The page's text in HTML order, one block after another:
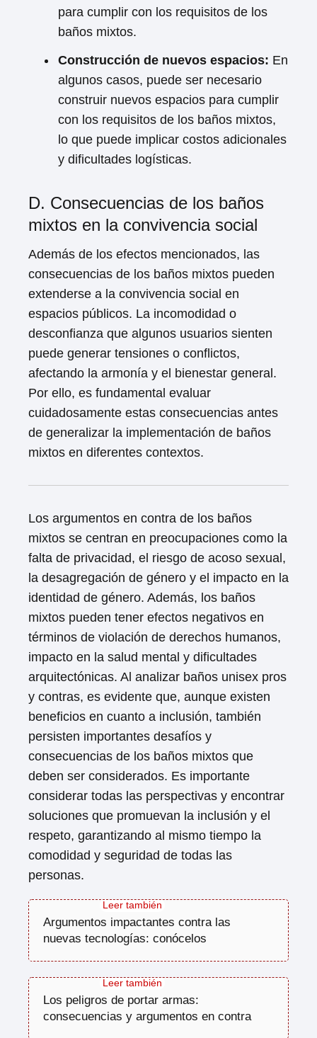
para cumplir con los requisitos de los
baños mixtos.
Construcción de nuevos espacios: En
algunos casos, puede ser necesario
construir nuevos espacios para cumplir
con los requisitos de los baños mixtos,
lo que puede implicar costos adicionales
y dificultades logísticas.
D. Consecuencias de los baños
mixtos en la convivencia social
Además de los efectos mencionados, las
consecuencias de los baños mixtos pueden
extenderse a la convivencia social en
espacios públicos. La incomodidad o
desconfianza que algunos usuarios sienten
puede generar tensiones o conflictos,
afectando la armonía y el bienestar general.
Por ello, es fundamental evaluar
cuidadosamente estas consecuencias antes
de generalizar la implementación de baños
mixtos en diferentes contextos.
Los argumentos en contra de los baños
mixtos se centran en preocupaciones como la
falta de privacidad, el riesgo de acoso sexual,
la desagregación de género y el impacto en la
identidad de género. Además, los baños
mixtos pueden tener efectos negativos en
términos de violación de derechos humanos,
impacto en la salud mental y dificultades
arquitectónicas. Al analizar baños unisex pros
y contras, es evidente que, aunque existen
beneficios en cuanto a inclusión, también
persisten importantes desafíos y
consecuencias de los baños mixtos que
deben ser considerados. Es importante
considerar todas las perspectivas y encontrar
soluciones que promuevan la inclusión y el
respeto, garantizando al mismo tiempo la
comodidad y seguridad de todas las
personas.
Argumentos impactantes contra las
nuevas tecnologías: conócelos
Los peligros de portar armas:
consecuencias y argumentos en contra